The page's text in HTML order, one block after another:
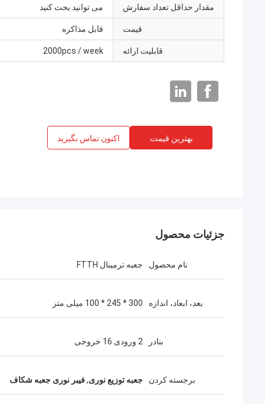
مقدار حداقل تعداد سفارش می توانید بحث کنید
قیمت قابل مذاکره
قابلیت ارائه 2000pcs / week
بهترین قیمت اکنون تماس بگیرید
جزئیات محصول
نام محصول جعبه ترمینال FTTH
بعد، ابعاد، اندازه 300 * 245 * 100 میلی متر
بنادر 2 ورودی 16 خروجی
برجسته کردن جعبه توزیع نوری,فیبر نوری جعبه شکاف